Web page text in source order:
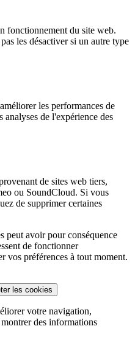
fonctionnement du site web.
les désactiver si un autre type
les performances de
de l'expérience des
de sites web tiers,
ou SoundCloud. Si vous
de supprimer certaines
peut avoir pour conséquence
de fonctionner
vos préférences à tout moment.
les cookies
votre navigation,
des informations